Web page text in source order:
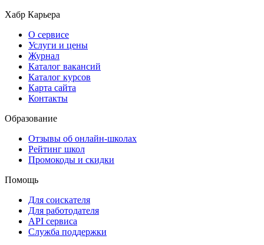
Хабр Карьера
О сервисе
Услуги и цены
Журнал
Каталог вакансий
Каталог курсов
Карта сайта
Контакты
Образование
Отзывы об онлайн-школах
Рейтинг школ
Промокоды и скидки
Помощь
Для соискателя
Для работодателя
API сервиса
Служба поддержки